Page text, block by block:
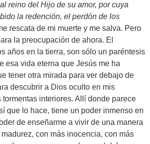
reino del Hijo de su amor, por cuya
la redención, el perdón de los
rescata de mi muerte y me salva. Pero
la preocupación de ahora. El
años en la tierra, son sólo un paréntesis
esa vida eterna que Jesús me ha
tener otra mirada para ver debajo de
descubrir a Dios oculto en mis
tormentas interiores. Allí donde parece
que lo hace, tiene un poder inmenso en
de enseñarme a vivir de una manera
con más inocencia, con más